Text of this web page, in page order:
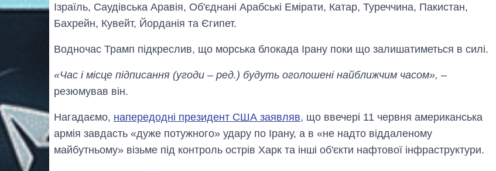
Ізраїль, Саудівська Аравія, Об'єднані Арабські Емірати, Катар, Туреччина, Пакистан,
Бахрейн, Кувейт, Йорданія та Єгипет.
Водночас Трамп підкреслив, що морська блокада Ірану поки що залишатиметься в силі.
«Час і місце підписання (угоди – ред.) будуть оголошені найближчим часом», –
резюмував він.
Нагадаємо, напередодні президент США заявляв, що ввечері 11 червня американська
армія завдасть «дуже потужного» удару по Ірану, а в «не надто віддаленому
майбутньому» візьме під контроль острів Харк та інші об'єкти нафтової інфраструктури.